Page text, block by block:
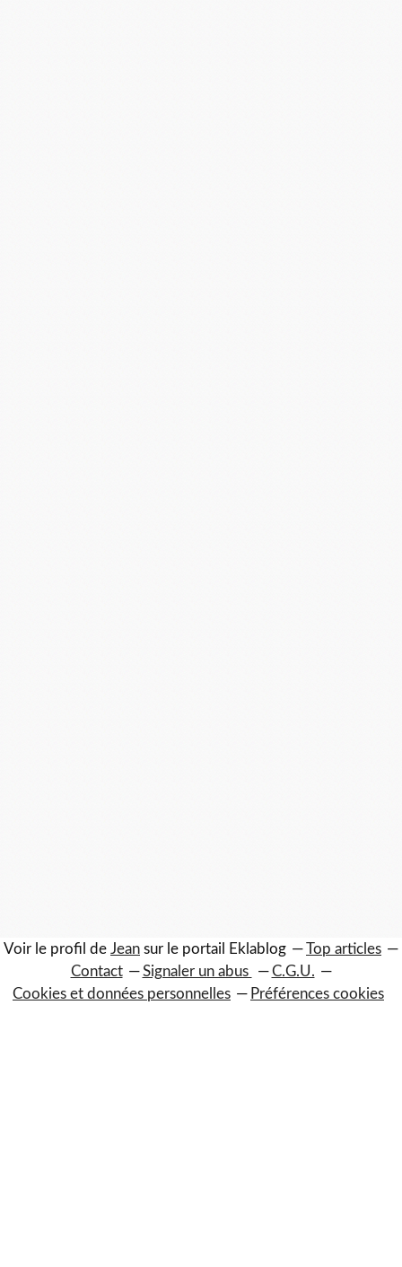
Voir le profil de Jean sur le portail Eklablog
Top articles
Contact
Signaler un abus
C.G.U.
Cookies et données personnelles
Préférences cookies